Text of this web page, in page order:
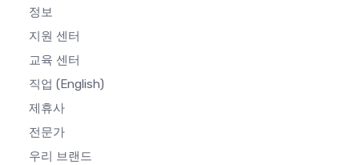
정보
지원 센터
교육 센터
직업 (English)
제휴사
전문가
우리 브랜드